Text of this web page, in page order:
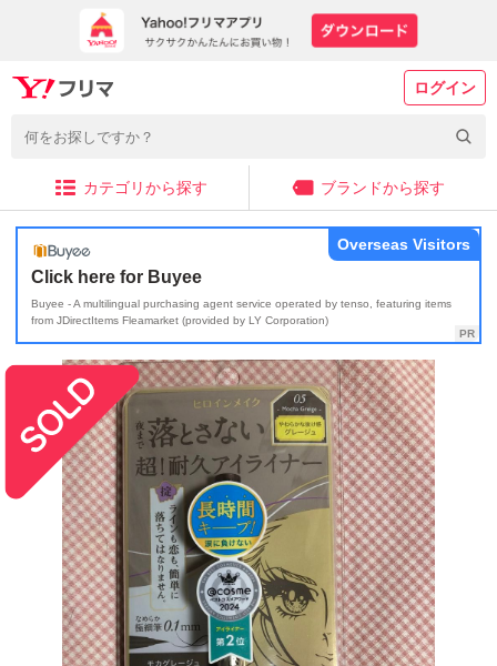
ログイン
カテゴリから探す ブランドから探す
Click here for Buyee
Buyee - A multilingual purchasing agent service operated by tenso, featuring items
from JDirectItems Fleamarket (provided by LY Corporation)
Overseas Visitors